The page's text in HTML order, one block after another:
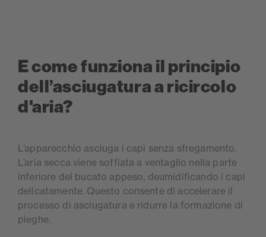
E come funziona il principio
dell’asciugatura a ricircolo
d'aria?
L’apparecchio asciuga i capi senza sfregamento.
L’aria secca viene soffiata a ventaglio nella parte
inferiore del bucato appeso, deumidificando i capi
delicatamente. Questo consente di accelerare il
processo di asciugatura e ridurre la formazione di
pieghe.